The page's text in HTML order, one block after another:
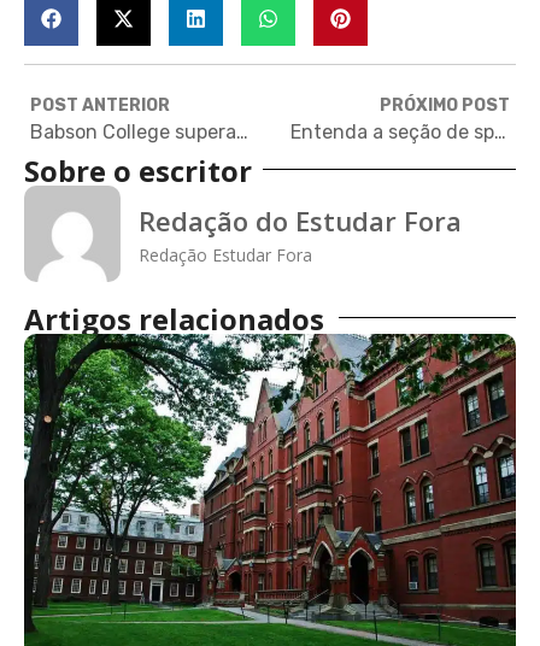
POST ANTERIOR
Babson College supera Harvard em ranking — saiba por quê
PRÓXIMO POST
Entenda a seção de speaking do TOEFL
Sobre o escritor
Redação do Estudar Fora
Redação Estudar Fora
Artigos relacionados